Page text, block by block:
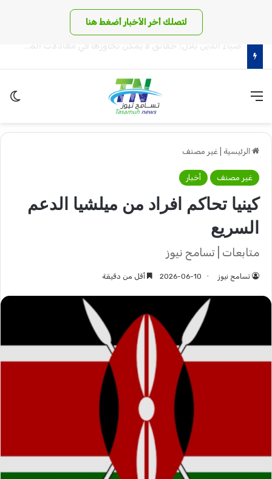
لتصلك أخر الأخبار أضغط هنا
القائمة
الرئيسية غير مصنف
غير مصنف أخبار
كينيا تحاكم افراد من ميلشيا الدعم
السريع
متابعات | تسامح نيوز
تسامح نيوز 2026-06-10 أقل من دقيقة